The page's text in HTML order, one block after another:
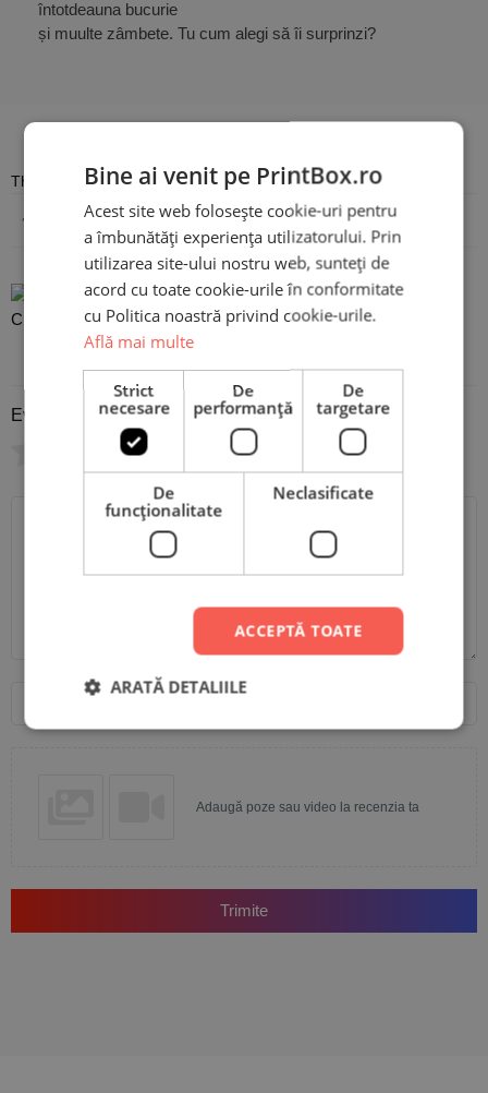
întotdeauna bucurie
și muulte zâmbete. Tu cum alegi să îi surprinzi?
Recenzii
There are no reviews yet
Adaugă o recenzie
Pernă Personalizată -
Christmas Deer
Evaluare
0/5
Adaugă poze sau video la recenzia ta
Trimite
Bine ai venit pe PrintBox.ro
Acest site web folosește cookie-uri pentru
a îmbunătăți experiența utilizatorului. Prin
utilizarea site-ului nostru web, sunteți de
acord cu toate cookie-urile în conformitate
cu Politica noastră privind cookie-urile.
Află mai multe
Strict
necesare
De
performanță
De
targetare
De
funcţionalitate
Neclasificate
ACCEPTĂ TOATE
ARATĂ DETALIILE